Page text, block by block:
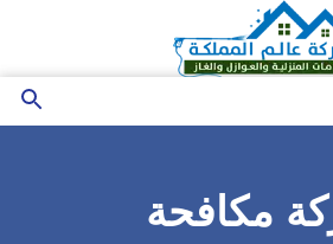
بحث
مكافحة